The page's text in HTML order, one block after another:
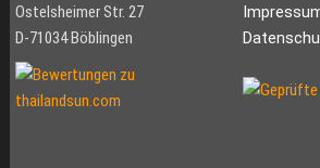
Ostelsheimer Str. 27
D-71034 Böblingen